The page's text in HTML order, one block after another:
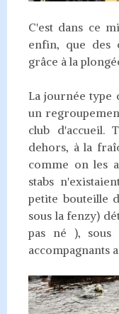
C'est dans ce
enfin, que des
grâce à la
La journée type
un
club d'accueil.
dehors, à la
comme on les
stabs
petite bouteille
sous la fenzy)
pas né ), sous
accompagnants